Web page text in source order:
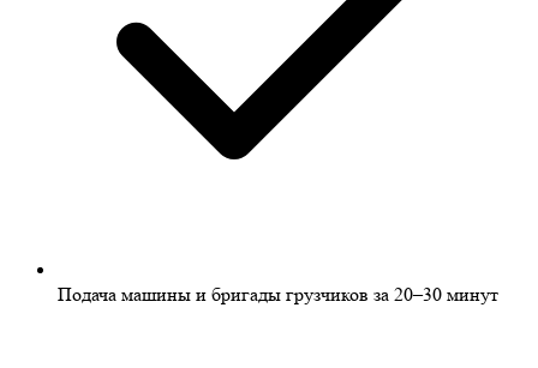
Подача машины и бригады грузчиков за 20–30 минут